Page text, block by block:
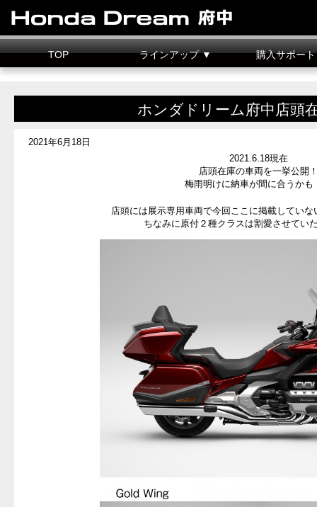
TOP ラインアップ ▼ 購入サポー
ホンダドリーム府中店頭
2021年6月18日
2021.6.18現在
店頭在庫の車両を一挙公開
梅雨明けに納車が間に合うかも
店頭には展示専用車両で今回ここに掲載してい
ちなみに原付２種クラスは割愛させてい